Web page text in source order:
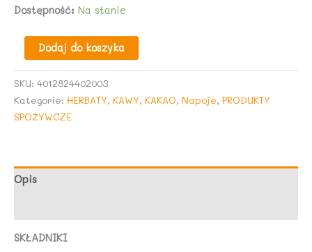
Dostępność: Na stanie
HERBATA
ZIELONA
JAŚMINOWA
(GREEN
x
g
Dodaj do koszyka
SKU: 4012824402003
Kategorie: HERBATY, KAWY, KAKAO, Napoje, PRODUKTY
SPOŻYWCZE
Opis
SKŁADNIKI